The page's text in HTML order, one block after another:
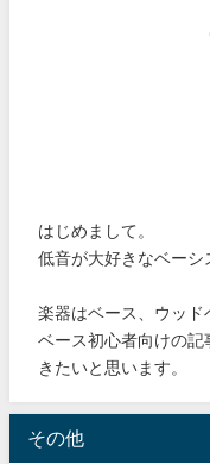
はじめまして。
低音が大好きなベーシ
楽器はベース、ウッド
ベース初心者向けの
きたいと思います。
その他